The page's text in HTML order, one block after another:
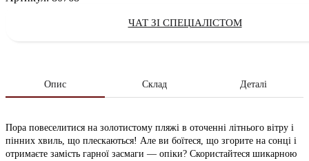
ЧАТ ЗІ СПЕЦІАЛІСТОМ
Опис Склад Деталі
Пора повеселитися на золотистому пляжі в оточенні літнього вітру і
пінних хвиль, що плескаються! Але ви боїтеся, що згорите на сонці і
отримаєте замість гарної засмаги — опіки? Скористайтеся шикарною